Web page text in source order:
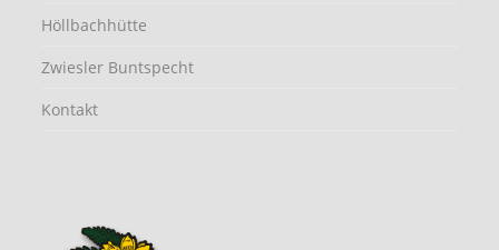
Höllbachhütte
Zwiesler Buntspecht
Kontakt